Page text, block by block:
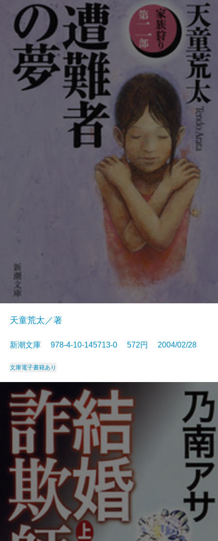
天童荒太／著
新潮文庫 978-4-10-145713-0 572円 2004/02/28
文庫電子書籍あり